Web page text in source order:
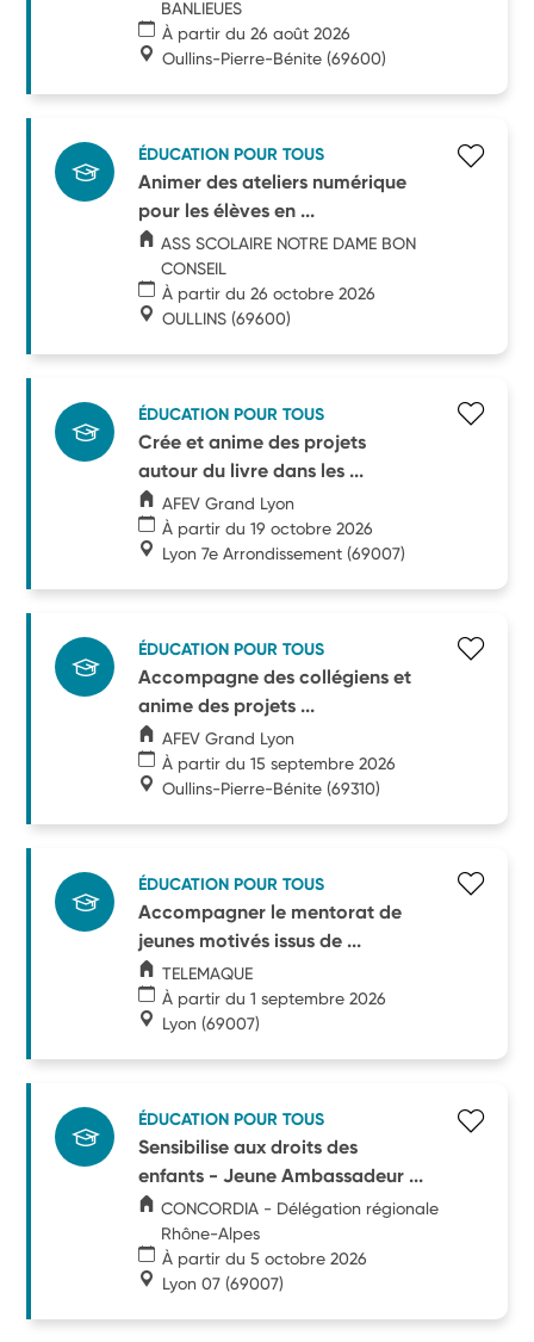
BANLIEUES
À partir du 26 août 2026
Oullins-Pierre-Bénite (69600)
ÉDUCATION POUR TOUS
Animer des ateliers numérique
pour les élèves en ...
ASS SCOLAIRE NOTRE DAME BON
CONSEIL
À partir du 26 octobre 2026
OULLINS (69600)
ÉDUCATION POUR TOUS
Crée et anime des projets
autour du livre dans les ...
AFEV Grand Lyon
À partir du 19 octobre 2026
Lyon 7e Arrondissement (69007)
ÉDUCATION POUR TOUS
Accompagne des collégiens et
anime des projets ...
AFEV Grand Lyon
À partir du 15 septembre 2026
Oullins-Pierre-Bénite (69310)
ÉDUCATION POUR TOUS
Accompagner le mentorat de
jeunes motivés issus de ...
TELEMAQUE
À partir du 1 septembre 2026
Lyon (69007)
ÉDUCATION POUR TOUS
Sensibilise aux droits des
enfants - Jeune Ambassadeur ...
CONCORDIA - Délégation régionale
Rhône-Alpes
À partir du 5 octobre 2026
Lyon 07 (69007)